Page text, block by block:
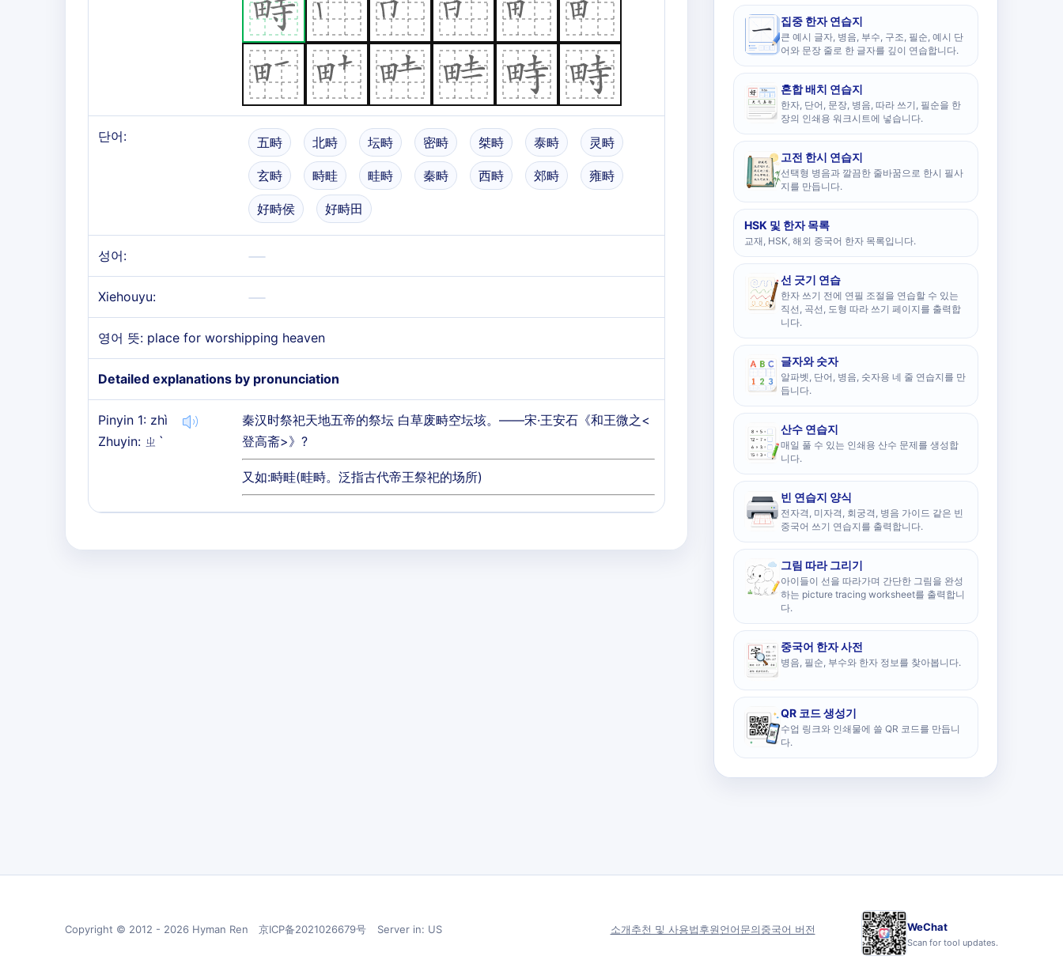
단어: 五畤 北畤 坛畤 密畤 桀畤 泰畤 灵畤
玄畤 畤畦 畦畤 秦畤 西畤 郊畤 雍畤
好畤侯 好畤田
성어:
Xiehouyu:
영어 뜻: place for worshipping heaven
Detailed explanations by pronunciation
Pinyin 1: zhì
Zhuyin: ㄓˋ
秦汉时祭祀天地五帝的祭坛 白草废畤空坛垓。——宋·王安石《和王微之<
登高斋>》?
又如:畤畦(畦畤。泛指古代帝王祭祀的场所)
집중 한자 연습지
큰 예시 글자, 병음, 부수, 구조, 필순, 예시 단
어와 문장 줄로 한 글자를 깊이 연습합니다.
혼합 배치 연습지
한자, 단어, 문장, 병음, 따라 쓰기, 필순을 한
장의 인쇄용 워크시트에 넣습니다.
고전 한시 연습지
선택형 병음과 깔끔한 줄바꿈으로 한시 필사
지를 만듭니다.
HSK 및 한자 목록
교재, HSK, 해외 중국어 한자 목록입니다.
선 긋기 연습
한자 쓰기 전에 연필 조절을 연습할 수 있는
직선, 곡선, 도형 따라 쓰기 페이지를 출력합
니다.
글자와 숫자
알파벳, 단어, 병음, 숫자용 네 줄 연습지를 만
듭니다.
산수 연습지
매일 풀 수 있는 인쇄용 산수 문제를 생성합
니다.
빈 연습지 양식
전자격, 미자격, 회궁격, 병음 가이드 같은 빈
중국어 쓰기 연습지를 출력합니다.
그림 따라 그리기
아이들이 선을 따라가며 간단한 그림을 완성
하는 picture tracing worksheet를 출력합니
다.
중국어 한자 사전
병음, 필순, 부수와 한자 정보를 찾아봅니다.
QR 코드 생성기
수업 링크와 인쇄물에 쓸 QR 코드를 만듭니
다.
Copyright © 2012 - 2026 Hyman Ren 京ICP备2021026679号 Server in: US 소개추천 및 사용법후원언어문의중국어 버전 WeChat
Scan for tool updates.